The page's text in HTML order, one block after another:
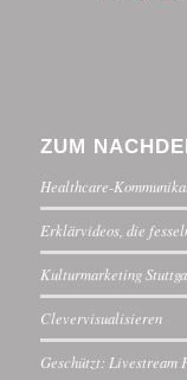
ZUM
Healthcare-
Erklärvideos, die
Kulturmarketing
Clevervisualisieren
Geschützt: Livestream